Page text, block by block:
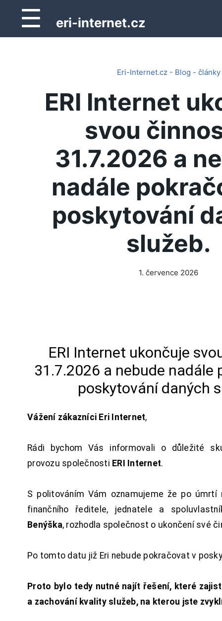
☰ eri-internet.cz
Eri-Internet.cz - Blog - články
ERI Internet
svou
31.7.2026 a
nadále
poskytování
služeb.
1. července 2026
ERI Internet ukončuje
31.7.2026 a nebude nadále
poskytování daných
Vážení zákazníci Eri Internet,
Rádi bychom Vás informovali o důležité
provozu společnosti ERI Internet.
S politováním Vám oznamujeme že po úmrtí
finančního ředitele, jednatele a
Benýška, rozhodla společnost o ukončení své
Po tomto datu již Eri nebude pokračovat v
Proto bylo tedy nutné najít řešení, které
a zachování kvality služeb, na kterou jste